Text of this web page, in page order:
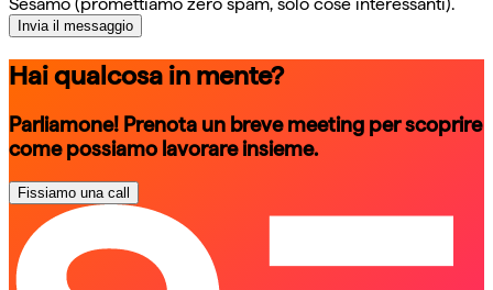
Invia il messaggio
Hai qualcosa in mente?
Parliamone! Prenota un breve meeting per scoprire
come possiamo lavorare insieme.
Fissiamo una call
schedule a call
schedule a call